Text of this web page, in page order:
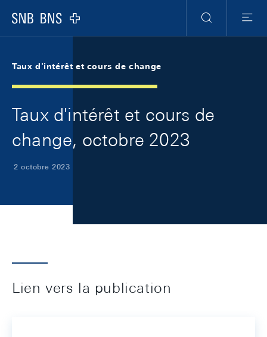
Logo
RechercheMenu
Taux d'intérêt et cours de change
Taux d'intérêt et cours de
change, octobre 2023
2 octobre 2023
Lien vers la publication